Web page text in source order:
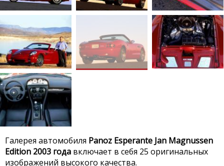
Галерея автомобиля Panoz Esperante Jan Magnussen
Edition 2003 года включает в себя 25 оригинальных
изображений высокого качества.